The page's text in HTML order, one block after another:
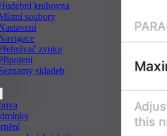
knihovna
soubory
zvuku
skladeb